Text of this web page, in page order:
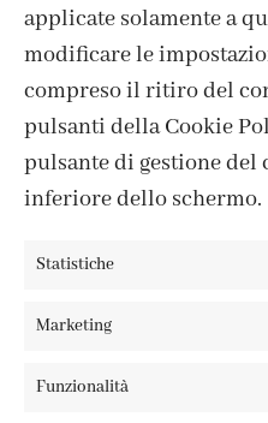
applicate solamente a
modificare le
compreso il ritiro del
pulsanti della Cookie
pulsante di gestione del
inferiore dello schermo.
Statistiche
Marketing
Funzionalità
IL MIO
TERMINI E
FABBRICA DEL COLORE, VIA
– ©ABRALUX SRL P.IVA